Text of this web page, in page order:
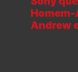
Homem-
Andrew